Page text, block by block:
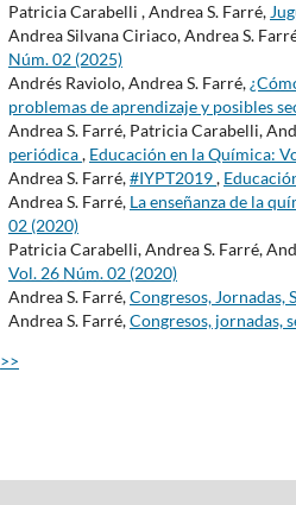
Patricia Carabelli , Andrea S. Farré,
Andrea Silvana Ciriaco, Andrea S.
Núm. 02 (2025)
Andrés Raviolo, Andrea S. Farré,
problemas de aprendizaje y posibles
Andrea S. Farré, Patricia Carabelli,
periódica, Educación en la Química:
Andrea S. Farré,#IYPT2019,
Andrea S. Farré, La enseñanza de la
02 (2020)
Patricia Carabelli, Andrea S. Farré,
Vol. 26 Núm. 02 (2020)
Andrea S. Farré,Congresos, Jornadas,
Andrea S. Farré,Congresos, jornadas,
>>